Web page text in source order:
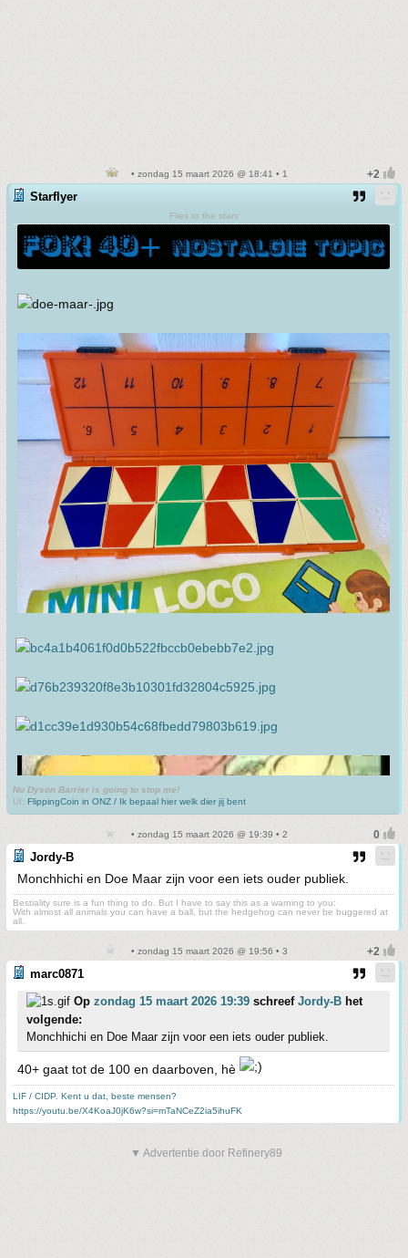
• zondag 15 maart 2026 @ 18:41 • 1
Starflyer
Flies to the stars
No Dyson Barrier is going to stop me!
UI: FlippingCoin in ONZ / Ik bepaal hier welk dier jij bent
• zondag 15 maart 2026 @ 19:39 • 2
Jordy-B
Monchhichi en Doe Maar zijn voor een iets ouder publiek.
Bestiality sure is a fun thing to do. But I have to say this as a warning to you:
With almost all animals you can have a ball, but the hedgehog can never be buggered at
all.
• zondag 15 maart 2026 @ 19:56 • 3
marc0871
Op zondag 15 maart 2026 19:39 schreef Jordy-B het
volgende:
Monchhichi en Doe Maar zijn voor een iets ouder publiek.
40+ gaat tot de 100 en daarboven, hè
LIF / CIDP. Kent u dat, beste mensen?
https://youtu.be/X4KoaJ0jK6w?si=mTaNCeZ2ia5ihuFK
▼ Advertentie door Refinery89